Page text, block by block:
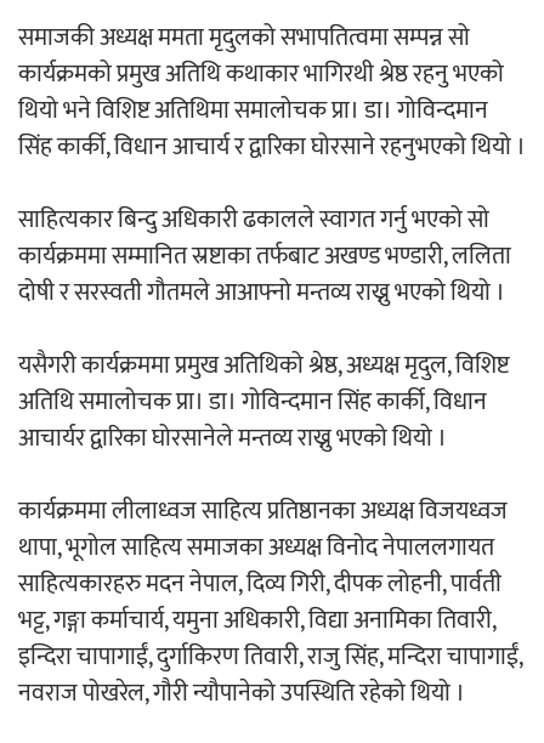
काठमाडौं युथ कन्क्लेभ २०२६ भव्यताका साथ
सम्पन्न
गीति एल्बम ‘जागृति’ लोकार्पण
सम्मान
समाजकी अध्यक्ष ममता मृदुलको सभापतित्वमा सम्पन्न सो
कार्यक्रमको प्रमुख अतिथि कथाकार भागिरथी श्रेष्ठ रहनु भएको
थियो भने विशिष्ट अतिथिमा समालोचक प्रा। डा। गोविन्दमान
सिंह कार्की, विधान आचार्य र द्वारिका घोरसाने रहनुभएको थियो ।
साहित्यकार बिन्दु अधिकारी ढकालले स्वागत गर्नु भएको सो
कार्यक्रममा सम्मानित स्रष्टाका तर्फबाट अखण्ड भण्डारी, ललिता
दोषी र सरस्वती गौतमले आआफ्नो मन्तव्य राख्नु भएको थियो ।
यसैगरी कार्यक्रममा प्रमुख अतिथिको श्रेष्ठ, अध्यक्ष मृदुल, विशिष्ट
अतिथि समालोचक प्रा। डा। गोविन्दमान सिंह कार्की, विधान
आचार्यर द्वारिका घोरसानेले मन्तव्य राख्नु भएको थियो ।
कार्यक्रममा लीलाध्वज साहित्य प्रतिष्ठानका अध्यक्ष विजयध्वज
थापा, भूगोल साहित्य समाजका अध्यक्ष विनोद नेपाललगायत
साहित्यकारहरु मदन नेपाल, दिव्य गिरी, दीपक लोहनी, पार्वती
भट्ट, गङ्गा कर्माचार्य, यमुना अधिकारी, विद्या अनामिका तिवारी,
इन्दिरा चापागाईं, दुर्गाकिरण तिवारी, राजु सिंह, मन्दिरा चापागाईं,
नवराज पोखरेल, गौरी न्यौपानेको उपस्थिति रहेको थियो ।